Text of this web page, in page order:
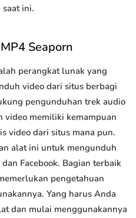
ini.
Seaporn
perangkat lunak yang
video dari situs berbagi
pengunduhan trek audio
memiliki kemampuan
video dari situs mana pun.
alat ini untuk mengunduh
Facebook. Bagian terbaik
pengetahuan
Yang harus Anda
dan mulai menggunakannya